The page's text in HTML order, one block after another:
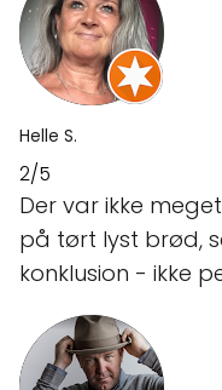
Helle S.
2/5
Der var ikke
på tørt lyst brød,
konklusion - ikke